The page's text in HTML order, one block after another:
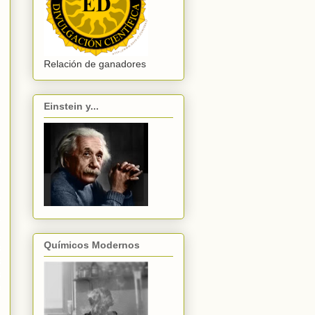
Relación de ganadores
Einstein y...
Químicos Modernos